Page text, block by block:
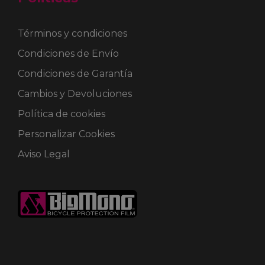
Términos y condiciones
Condiciones de Envío
Condiciones de Garantía
Cambios y Devoluciones
Política de cookies
Personalizar Cookies
Aviso Legal